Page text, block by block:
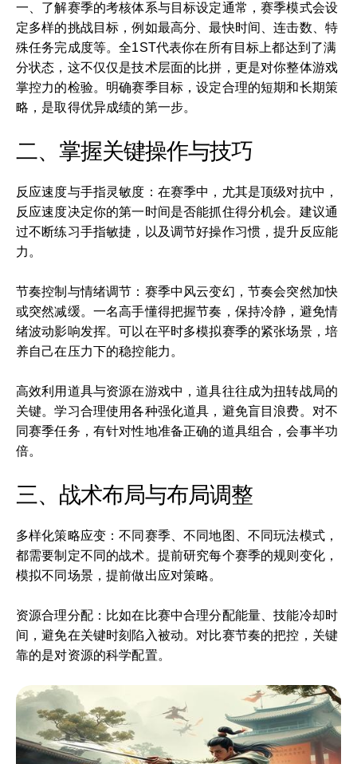
一、了解赛季的考核体系与目标设定通常，赛季模式会设
定多样的挑战目标，例如最高分、最快时间、连击数、特
殊任务完成度等。全1ST代表你在所有目标上都达到了满
分状态，这不仅仅是技术层面的比拼，更是对你整体游戏
掌控力的检验。明确赛季目标，设定合理的短期和长期策
略，是取得优异成绩的第一步。
二、掌握关键操作与技巧
反应速度与手指灵敏度：在赛季中，尤其是顶级对抗中，
反应速度决定你的第一时间是否能抓住得分机会。建议通
过不断练习手指敏捷，以及调节好操作习惯，提升反应能
力。
节奏控制与情绪调节：赛季中风云变幻，节奏会突然加快
或突然减缓。一名高手懂得把握节奏，保持冷静，避免情
绪波动影响发挥。可以在平时多模拟赛季的紧张场景，培
养自己在压力下的稳控能力。
高效利用道具与资源在游戏中，道具往往成为扭转战局的
关键。学习合理使用各种强化道具，避免盲目浪费。对不
同赛季任务，有针对性地准备正确的道具组合，会事半功
倍。
三、战术布局与布局调整
多样化策略应变：不同赛季、不同地图、不同玩法模式，
都需要制定不同的战术。提前研究每个赛季的规则变化，
模拟不同场景，提前做出应对策略。
资源合理分配：比如在比赛中合理分配能量、技能冷却时
间，避免在关键时刻陷入被动。对比赛节奏的把控，关键
靠的是对资源的科学配置。